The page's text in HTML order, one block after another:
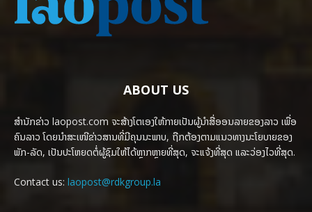
ABOUT US
ສຳນັກຂ່າວ laopost.com ຈະສ້າງໂຕເອງໃຫ້ກາຍເປັນຜູ້ນຳສື່ອອນລາຍຂອງລາວ ເພື່ອ
ຄົນລາວ ໂດຍນຳສະເໜີຂ່າວສານທີ່ມີຄຸນນະພາບ, ຖືກຕ້ອງຕາມແນວທາງນະໂຍບາຍຂອງ
ພັກ-ລັດ, ເປັນປະໂຫຍດຕໍ່ຜູ້ຊົມໃຫ້ໄດ້ຫຼາກຫຼາຍທີ່ສຸດ, ຈະແຈ້ງທີ່ສຸດ ແລະວ່ອງໄວທີ່ສຸດ.
Contact us: laopost@rdkgroup.la